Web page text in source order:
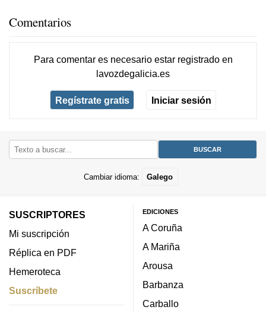
Comentarios
Para comentar es necesario estar registradoen
lavozdegalicia.es
Regístrate gratis Iniciar sesión
Cambiar idioma: Galego
SUSCRIPTORES
Mi suscripción
Réplica en PDF
Hemeroteca
Suscríbete
EDICIONES
A Coruña
A Mariña
Arousa
Barbanza
Carballo